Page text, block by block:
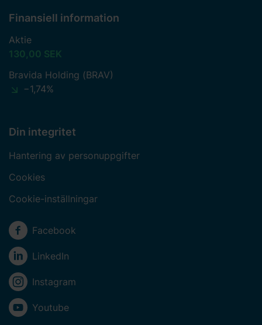
Finansiell information
Aktie
130,00 SEK
Bravida Holding (BRAV)
−1,74%
Din integritet
Hantering av personuppgifter
Cookies
Cookie-inställningar
Sociala medier
Facebook
LinkedIn
Instagram
Youtube